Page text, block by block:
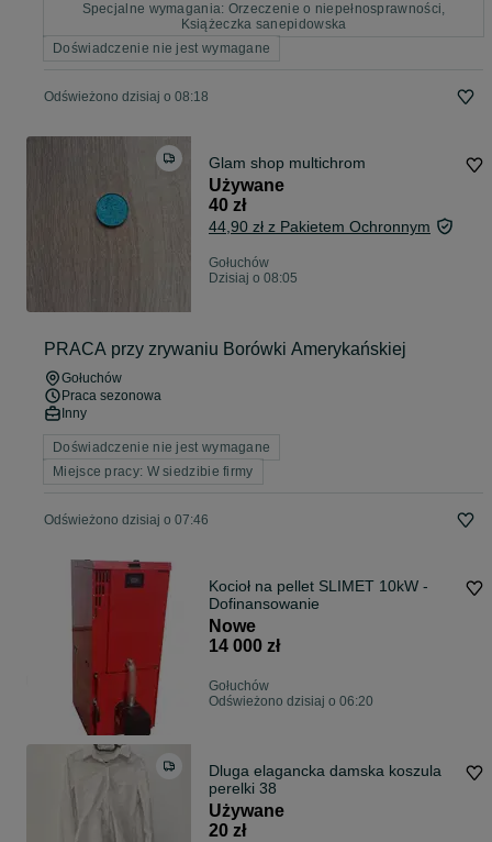
Specjalne wymagania: Orzeczenie o niepełnosprawności,
Książeczka sanepidowska
Doświadczenie nie jest wymagane
Odświeżono dzisiaj o 08:18
Glam shop multichrom
Używane
40 zł
44,90 zł z Pakietem Ochronnym
Gołuchów
Dzisiaj o 08:05
PRACA przy zrywaniu Borówki Amerykańskiej
Gołuchów
Praca sezonowa
Inny
Doświadczenie nie jest wymagane
Miejsce pracy: W siedzibie firmy
Odświeżono dzisiaj o 07:46
Kocioł na pellet SLIMET 10kW -
Dofinansowanie
Nowe
14 000 zł
Gołuchów
Odświeżono dzisiaj o 06:20
Dluga elagancka damska koszula
perelki 38
Używane
20 zł